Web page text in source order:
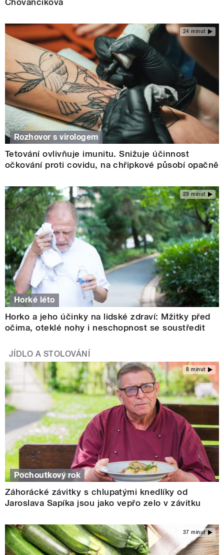
24 minut
Rozhovor s virologem
Tetování ovlivňuje imunitu. Snižuje účinnost
očkování proti covidu, na chřipkové působí opačně
29 minut
Horké léto
Horko a jeho účinky na lidské zdraví: Mžitky před
očima, oteklé nohy i neschopnost se soustředit
JÍDLO A STOLOVÁNÍ
8 minut
Pochoutkový rok
Záhorácké závitky s chlupatými knedlíky od
Jaroslava Sapíka jsou jako vepřo zelo v závitku
37 minut